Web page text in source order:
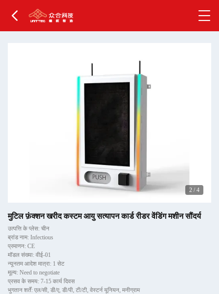
2 / 4
मुटिल फ़ंक्शन खरीद कस्टम आयु सत्यापन कार्ड रीडर वेंडिंग मशीन सौंदर्य
उत्पत्ति के प्लेस: चीन
ब्रांड नाम: Infectious
प्रमाणन: CE
मॉडल संख्या: वीई-01
न्यूनतम आदेश मात्रा: 1 सेट
मूल्य: Need to negotiate
प्रसव के समय: 7-15 कार्य दिवस
भुगतान शर्तें: एल/सी, डी/ए, डी/पी, टी/टी, वेस्टर्न यूनियन, मनीग्राम